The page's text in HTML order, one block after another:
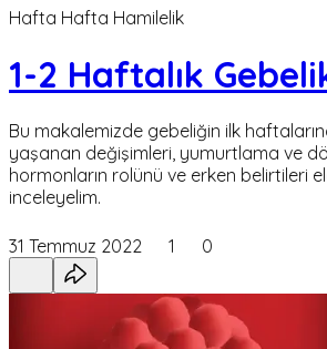
Hafta Hafta Hamilelik
1-2 Haftalık
Bu makalemizde gebeliğin ilk
yaşanan değişimleri, yumurtlama ve
hormonların rolünü ve erken belirtileri
inceleyelim.
31 Temmuz 2022 1 0